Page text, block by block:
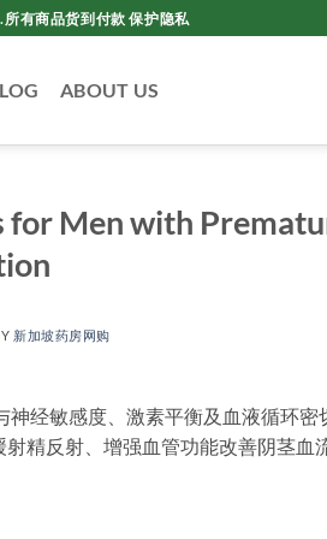
有商品货到付款 保护隐私
ABOUT US
for Men with
新加坡药房网购
神经敏感度、激素平衡及血液循环密
精反射、增强血管功能改善阴茎血